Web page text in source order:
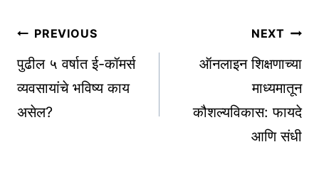
Post
navigation
PREVIOUS
पुढील ५ वर्षात ई-कॉमर्स
व्यवसायांचे भविष्य काय
असेल?
NEXT
ऑनलाइन शिक्षणाच्या
माध्यमातून
कौशल्यविकास: फायदे
आणि संधी